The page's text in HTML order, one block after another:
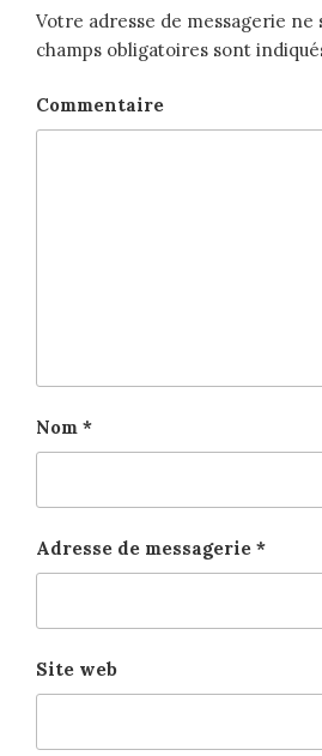
Votre adresse de messagerie ne
champs obligatoires sont
Commentaire
Nom *
Adresse de messagerie *
Site web